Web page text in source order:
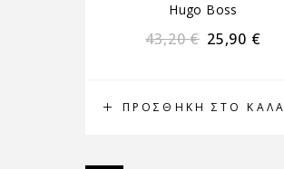
ΠΡΟΣΘΉΚΗ ΣΤΟ
Hugo Boss
43,20€ 25,90 €